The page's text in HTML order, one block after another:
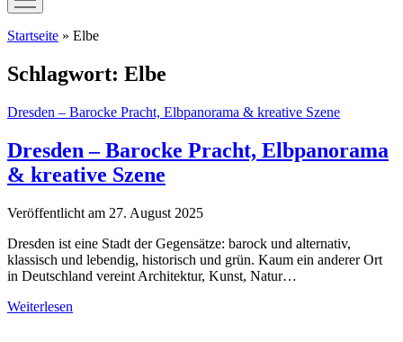
öffnen
Startseite » Elbe
Schlagwort: Elbe
Dresden – Barocke Pracht, Elbpanorama & kreative Szene
Dresden – Barocke Pracht, Elbpanorama
& kreative Szene
Veröffentlicht am 27. August 2025
Dresden ist eine Stadt der Gegensätze: barock und alternativ,
klassisch und lebendig, historisch und grün. Kaum ein anderer Ort
in Deutschland vereint Architektur, Kunst, Natur…
Weiterlesen